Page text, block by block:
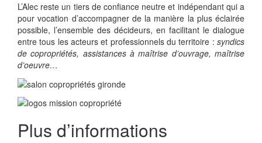
L’Alec reste un tiers de confiance neutre et indépendant qui a
pour vocation d’accompagner de la manière la plus éclairée
possible, l’ensemble des décideurs, en facilitant le dialogue
entre tous les acteurs et professionnels du territoire : syndics
de copropriétés, assistances à maîtrise d’ouvrage, maîtrise
d’oeuvre…
Plus d’informations